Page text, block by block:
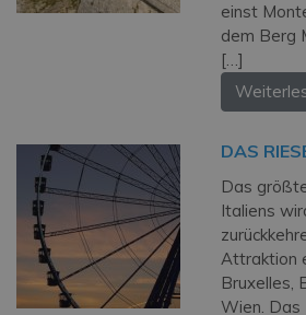
einst
dem Berg
[…]
DAS
Das
Italiens
Attraktion
Bruxelles,
Wien. Das